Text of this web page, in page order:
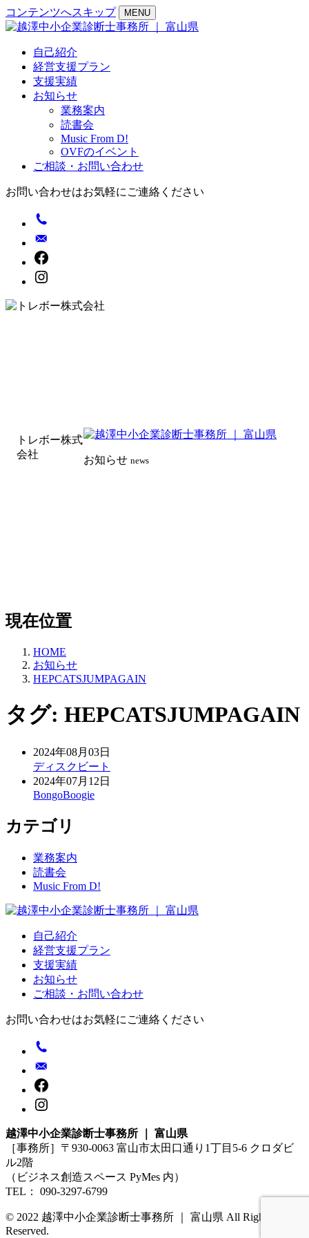
コンテンツへスキップ MENU
自己紹介
経営支援プラン
支援実績
お知らせ
業務案内
読書会
Music From D!
OVFのイベント
ご相談・お問い合わせ
お問い合わせはお気軽にご連絡ください
トレボー株式
会社
お知らせ news
現在位置
HOME
お知らせ
HEPCATSJUMPAGAIN
タグ: HEPCATSJUMPAGAIN
2024年08月03日
ディスクビート
2024年07月12日
BongoBoogie
カテゴリ
業務案内
読書会
Music From D!
自己紹介
経営支援プラン
支援実績
お知らせ
ご相談・お問い合わせ
お問い合わせはお気軽にご連絡ください
越澤中小企業診断士事務所 ｜ 富山県
［事務所］〒930-0063 富山市太田口通り1丁目5-6 クロダビ
ル2階
（ビジネス創造スペース PyMes 内）
TEL： 090-3297-6799
© 2022 越澤中小企業診断士事務所 ｜ 富山県 All Rights
Reserved.